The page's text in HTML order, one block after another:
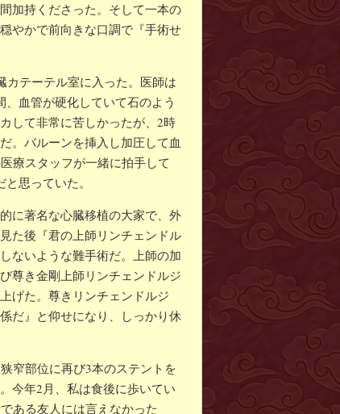
加持くださった。そして一本の
やかで前向きな口調で『手術せ
カテーテル室に入った。医師は
血管が硬化していて石のよう
して非常に苦しかったが、2時
。バルーンを挿入し加圧して血
療スタッフが一緒に拍手して
思っていた。
に著名な心臓移植の大家で、外
た後『君の上師リンチェンドル
ないような難手術だ。上師の加
尊き金剛上師リンチェンドルジ
げた。尊きリンチェンドルジ
だ』と仰せになり、しっかり休
窄部位に再び3本のステントを
今年2月、私は食後に歩いてい
ある友人には言えなかった